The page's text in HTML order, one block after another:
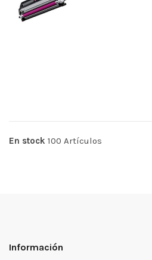
En stock 100 Artículos
Información